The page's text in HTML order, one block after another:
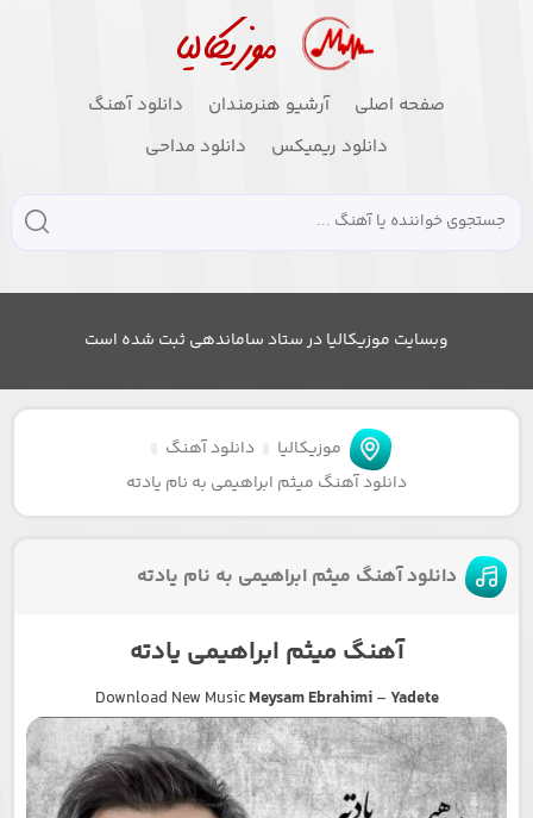
صفحه اصلی آرشیو هنرمندان
دانلود آهنگ
دانلود ریمیکس
دانلود مداحی
وبسایت موزیکالیا در ستاد ساماندهی ثبت شده است
موزیکالیا
دانلود آهنگ
دانلود آهنگ میثم ابراهیمی به نام یادته
دانلود آهنگ میثم ابراهیمی به نام یادته
آهنگ میثم ابراهیمی یادته
Download New MusicMeysam Ebrahimi–Yadete